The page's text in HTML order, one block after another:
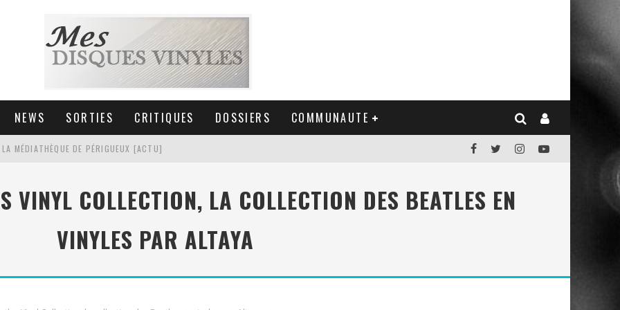
NEWS SORTIES CRITIQUES DOSSIERS COMMUNAUTE
MÉDIATHÈQUE DE PÉRIGUEUX [ACTU]
DE 6000 VINYLES
NON STOP À STRASBOURG
VINYL COLLECTION, LA COLLECTION DES BEATLES EN
VINYLES PAR ALTAYA